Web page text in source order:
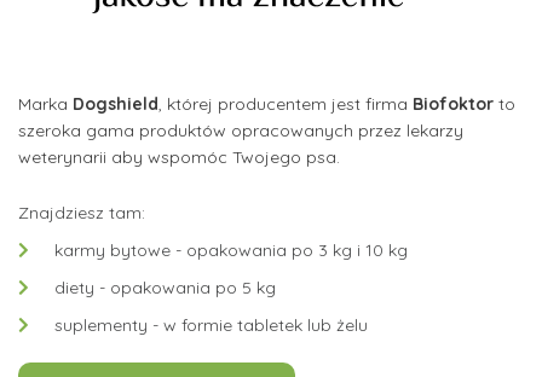
Marka Dogshield, której producentem jest firma Biofoktor to
szeroka gama produktów opracowanych przez lekarzy
weterynarii aby wspomóc Twojego psa.
Znajdziesz tam:
karmy bytowe - opakowania po 3 kg i 10 kg
diety - opakowania po 5 kg
suplementy - w formie tabletek lub żelu